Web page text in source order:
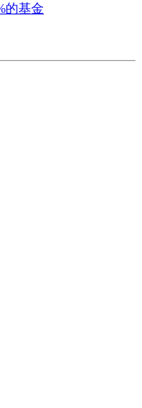
的基金